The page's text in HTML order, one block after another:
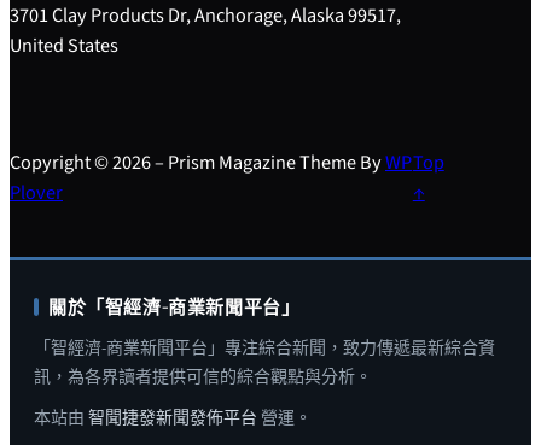
3701 Clay Products Dr, Anchorage, Alaska 99517,
United States
Copyright © 2026 – Prism Magazine Theme ByWP
Plover
Top
↑
關於「智經濟-商業新聞平台」
「智經濟-商業新聞平台」專注綜合新聞，致力傳遞最新綜合資
訊，為各界讀者提供可信的綜合觀點與分析。
本站由 智聞捷發新聞發佈平台 營運。